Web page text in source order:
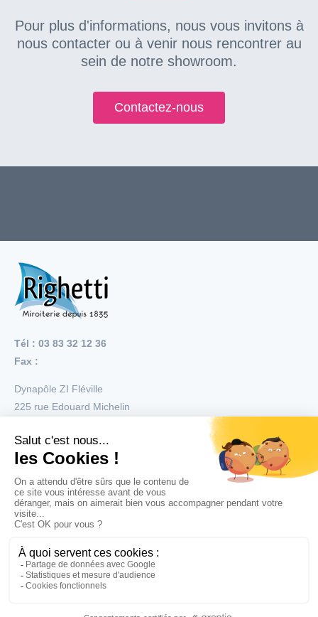
Pour plus d'informations, nous vous invitons à
nous contacter ou à venir nous rencontrer au
sein de notre showroom.
Contactez-nous
Tél : 03 83 32 12 36
Fax :
Dynapôle ZI Fléville
225 rue Edouard Michelin
Menu
Nos réalisations
Nos produits
Nos services